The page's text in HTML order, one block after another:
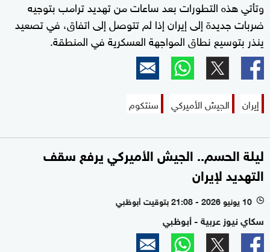
وتأتي هذه التطورات بعد ساعات من تهديد ترامب بتوجيه
ضربات جديدة إلى إيران إذا لم تتوصل إلى اتفاق، في تصعيد
ينذر بتوسيع نطاق المواجهة العسكرية في المنطقة.
إيران الجيش الأميركي سنتكوم
ليلة الحسم.. الجيش الأميركي يرفع سقف
التهديد لإيران
l 10 يونيو 2026 - 21:08 بتوقيت أبوظبي
سكاي نيوز عربية - أبوظبي